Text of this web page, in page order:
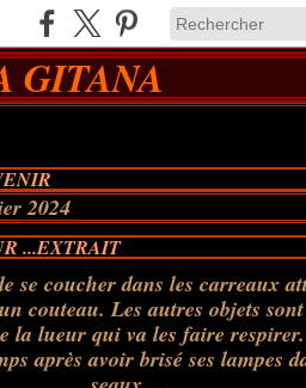
2024
...EXTRAIT
se coucher dans les carreaux
couteau. Les autres objets
la lueur qui va les faire
après avoir brisé ses lampes